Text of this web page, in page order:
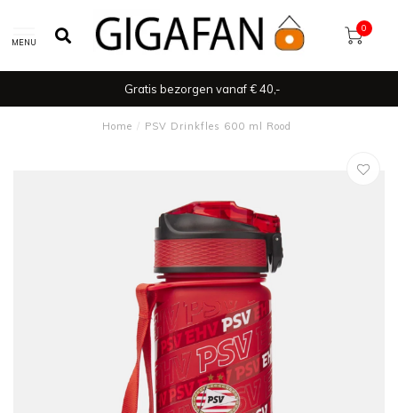
MENU
0
Gratis bezorgen vanaf € 40,-
Home / PSV Drinkfles 600 ml Rood